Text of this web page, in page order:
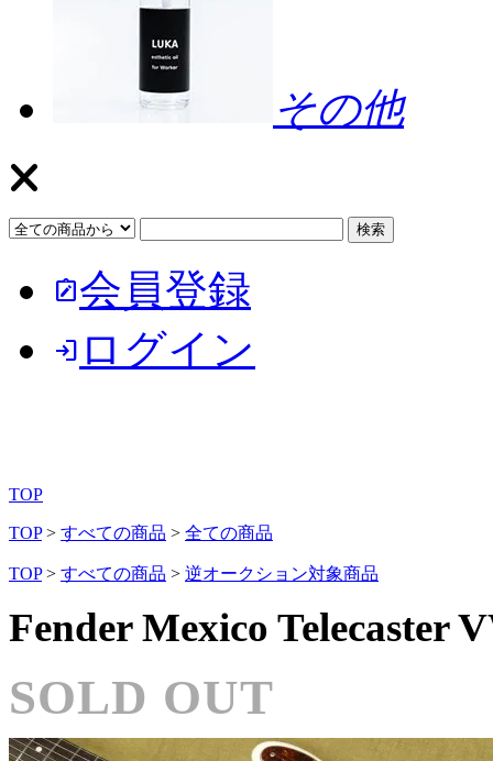
その他
note_alt会員登録
login ログイン
TOP
TOP > すべての商品 > 全ての商品
TOP > すべての商品 > 逆オークション対象商品
Fender Mexico Telecaster
SOLD OUT